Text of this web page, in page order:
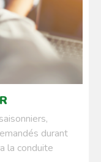
durant
la conduite